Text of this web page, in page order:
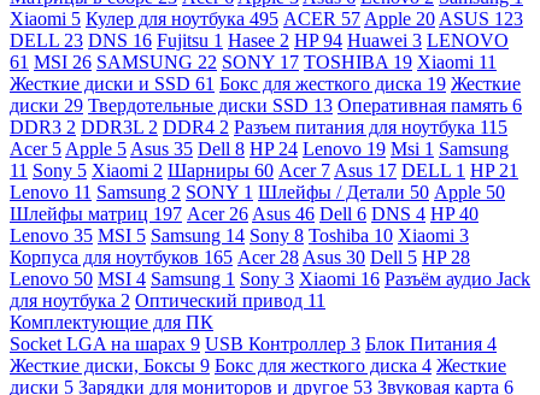
Xiaomi 5 Кулер для ноутбука 495 ACER 57 Apple 20 ASUS 123
DELL 23 DNS 16 Fujitsu 1 Hasee 2 HP94 Huawei 3 LENOVO
61 MSI 26 SAMSUNG 22 SONY 17 TOSHIBA 19 Xiaomi 11
Жесткие диски и SSD 61 Бокс для жесткого диска 19 Жесткие
диски 29 Твердотельные диски SSD 13 Оперативная память 6
DDR3 2 DDR3L 2 DDR4 2 Разъем питания для ноутбука 115
Acer 5 Apple 5 Asus 35 Dell 8 HP 24 Lenovo 19 Msi 1 Samsung
11 Sony 5 Xiaomi 2 Шарниры 60 Acer 7 Asus 17 DELL 1 HP 21
Lenovo 11 Samsung 2 SONY 1 Шлейфы / Детали 50 Apple 50
Шлейфы матриц 197 Acer 26 Asus 46 Dell 6 DNS 4 HP40
Lenovo 35 MSI 5 Samsung 14 Sony 8 Toshiba 10 Xiaomi 3
Корпуса для ноутбуков 165 Acer 28 Asus 30 Dell 5 HP 28
Lenovo 50 MSI 4 Samsung 1 Sony 3 Xiaomi 16 Разъём аудио Jack
для ноутбука 2 Оптический привод 11
Комплектующие для ПК
Socket LGA на шарах 9 USB Контроллер 3 Блок Питания 4
Жесткие диски, Боксы 9 Бокс для жесткого диска 4 Жесткие
диски 5 Зарядки для мониторов и другое 53 Звуковая карта 6